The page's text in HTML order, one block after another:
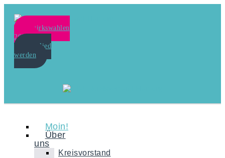
Bezirkswahlen
2024
Mitglied
werden
Moin!
Über
uns
Kreisvorstand